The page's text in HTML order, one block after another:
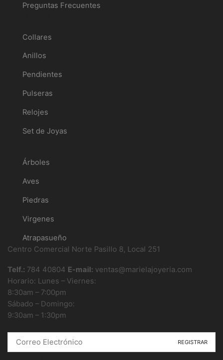
Preguntas Frecuentes
Collares
Anillos
Pendientes
Pulseras
Relojes
Set de Joyas
Árboles
Aves
Piedras
Virgenes
Atrapasueño
Centro Comercial Norte Pasillo 8, Local 251
Telf.: 784 40804 E-mail: ventas@marielajoyeria.com
Horario: Lunes – Viernes:
8:30am – 7:00pm
Sábado – Domingo:
9:30am – 1:30pm